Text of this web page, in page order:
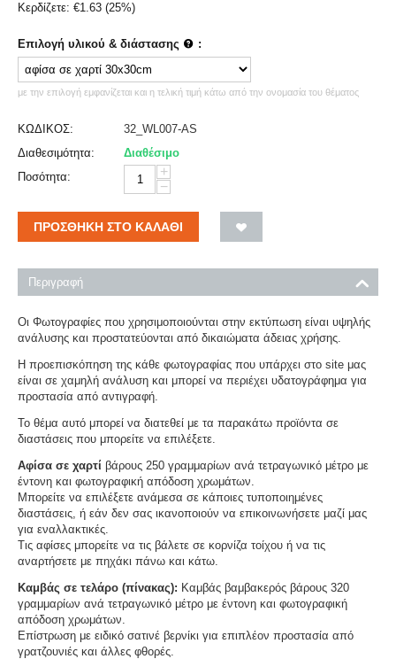
Κερδίζετε: €1.63 (25%)
Επιλογή υλικού & διάστασης :
με την επιλογή εμφανίζεται και η τελική τιμή κάτω από την ονομασία του θέματος
ΚΩΔΙΚΟΣ:
32_WL007-AS
Διαθεσιμότητα:
Διαθέσιμο
Ποσότητα:
+
−
ΠΡΟΣΘΉΚΗ ΣΤΟ ΚΑΛΆΘΙ
Περιγραφή
Οι Φωτογραφίες που χρησιμοποιούνται στην εκτύπωση είναι υψηλής
ανάλυσης και προστατεύονται από δικαιώματα άδειας χρήσης.
Η προεπισκόπηση της κάθε φωτογραφίας που υπάρχει στο site μας
είναι σε χαμηλή ανάλυση και μπορεί να περιέχει υδατογράφημα για
προστασία από αντιγραφή.
Το θέμα αυτό μπορεί να διατεθεί με τα παρακάτω προϊόντα σε
διαστάσεις που μπορείτε να επιλέξετε.
Αφίσα σε χαρτί βάρους 250 γραμμαρίων ανά τετραγωνικό μέτρο με
έντονη και φωτογραφική απόδοση χρωμάτων.
Μπορείτε να επιλέξετε ανάμεσα σε κάποιες τυποποιημένες
διαστάσεις, ή εάν δεν σας ικανοποιούν να επικοινωνήσετε μαζί μας
για εναλλακτικές.
Τις αφίσες μπορείτε να τις βάλετε σε κορνίζα τοίχου ή να τις
αναρτήσετε με πηχάκι πάνω και κάτω.
Καμβάς σε τελάρο (πίνακας): Καμβάς βαμβακερός βάρους 320
γραμμαρίων ανά τετραγωνικό μέτρο με έντονη και φωτογραφική
απόδοση χρωμάτων.
Επίστρωση με ειδικό σατινέ βερνίκι για επιπλέον προστασία από
γρατζουνιές και άλλες φθορές.